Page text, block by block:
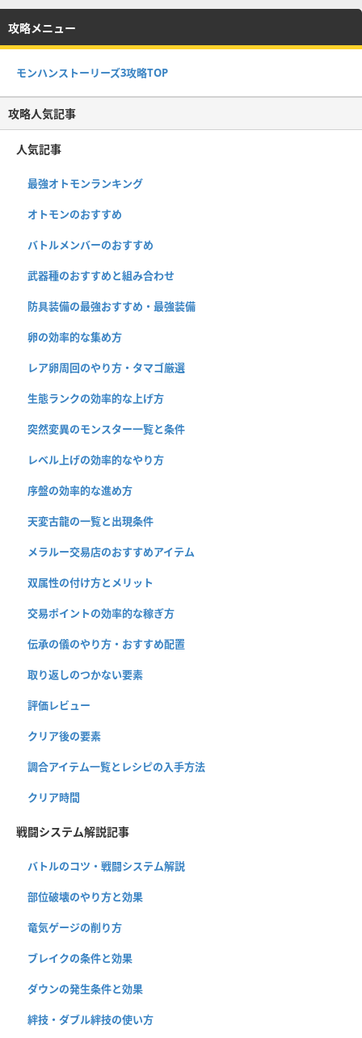
攻略メニュー
モンハンストーリーズ3攻略TOP
攻略人気記事
人気記事
最強オトモンランキング
オトモンのおすすめ
バトルメンバーのおすすめ
武器種のおすすめと組み合わせ
防具装備の最強おすすめ・最強装備
卵の効率的な集め方
レア卵周回のやり方・タマゴ厳選
生態ランクの効率的な上げ方
突然変異のモンスター一覧と条件
レベル上げの効率的なやり方
序盤の効率的な進め方
天変古龍の一覧と出現条件
メラルー交易店のおすすめアイテム
双属性の付け方とメリット
交易ポイントの効率的な稼ぎ方
伝承の儀のやり方・おすすめ配置
取り返しのつかない要素
評価レビュー
クリア後の要素
調合アイテム一覧とレシピの入手方法
クリア時間
戦闘システム解説記事
バトルのコツ・戦闘システム解説
部位破壊のやり方と効果
竜気ゲージの削り方
ブレイクの条件と効果
ダウンの発生条件と効果
絆技・ダブル絆技の使い方